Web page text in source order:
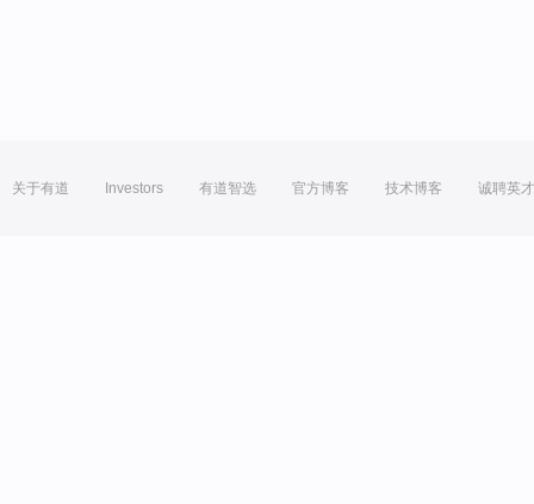
关于有道 Investors 有道智选 官方博客 技术博客 诚聘英才